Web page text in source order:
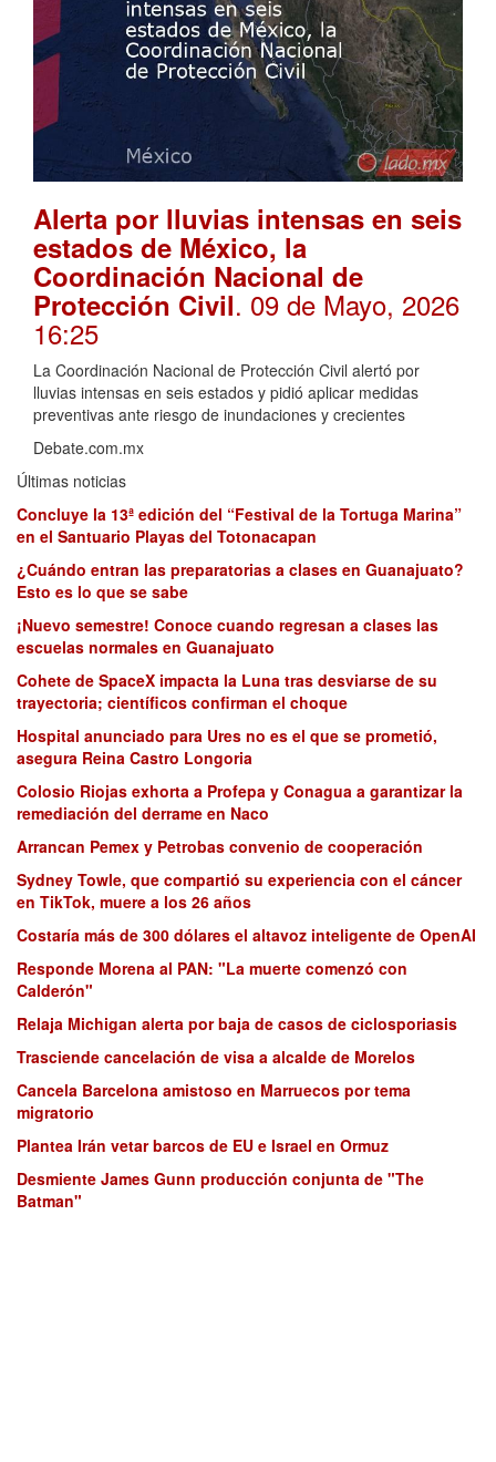
Alerta por lluvias intensas en seis
estados de México, la
Coordinación Nacional de
Protección Civil. 09 de Mayo, 2026
16:25
La Coordinación Nacional de Protección Civil alertó por
lluvias intensas en seis estados y pidió aplicar medidas
preventivas ante riesgo de inundaciones y crecientes
Debate.com.mx
Últimas noticias
Concluye la 13ª edición del “Festival de la Tortuga Marina”
en el Santuario Playas del Totonacapan
¿Cuándo entran las preparatorias a clases en Guanajuato?
Esto es lo que se sabe
¡Nuevo semestre! Conoce cuando regresan a clases las
escuelas normales en Guanajuato
Cohete de SpaceX impacta la Luna tras desviarse de su
trayectoria; científicos confirman el choque
Hospital anunciado para Ures no es el que se prometió,
asegura Reina Castro Longoria
Colosio Riojas exhorta a Profepa y Conagua a garantizar la
remediación del derrame en Naco
Arrancan Pemex y Petrobas convenio de cooperación
Sydney Towle, que compartió su experiencia con el cáncer
en TikTok, muere a los 26 años
Costaría más de 300 dólares el altavoz inteligente de OpenAI
Responde Morena al PAN: "La muerte comenzó con
Calderón"
Relaja Michigan alerta por baja de casos de ciclosporiasis
Trasciende cancelación de visa a alcalde de Morelos
Cancela Barcelona amistoso en Marruecos por tema
migratorio
Plantea Irán vetar barcos de EU e Israel en Ormuz
Desmiente James Gunn producción conjunta de "The
Batman"